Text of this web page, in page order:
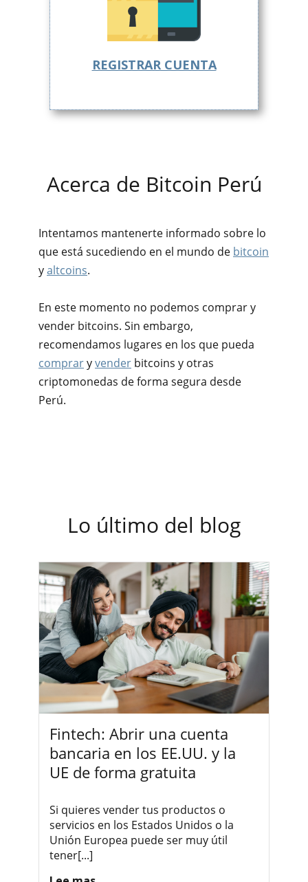
REGISTRAR CUENTA
Acerca de Bitcoin Perú
Intentamos mantenerte informado sobre lo
que está sucediendo en el mundo de bitcoin
yaltcoins.
En este momento no podemos comprar y
vender bitcoins. Sin embargo,
recomendamos lugares en los que pueda
compraryvender bitcoins y otras
criptomonedas de forma segura desde
Perú.
Lo último del blog
Fintech: Abrir una cuenta
bancaria en los EE.UU. y la
UE de forma gratuita
Si quieres vender tus productos o
servicios en los Estados Unidos o la
Unión Europea puede ser muy útil
tener[...]